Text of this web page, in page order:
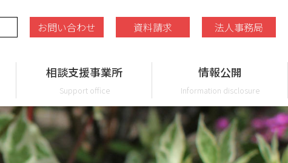
お問い合わせ 資料請求 法人事務局
相談支援事業所
Support office
情報公開
Information disclosure